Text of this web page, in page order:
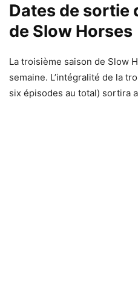
Dates de sortie
de Slow Horses
La troisième saison de Slow
semaine. L’intégralité de la
six épisodes au total) sortira